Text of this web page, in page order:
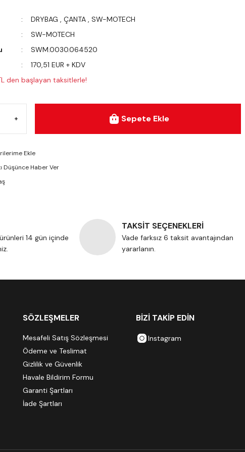
DRYBAG , ÇANTA , SW-MOTECH
SW-MOTECH
SWM.0030.064520
170,51 EUR + KDV
den başlayan taksitlerle!
Sepete Ekle
Düşünce Haber Ver
ürünleri 14 gün içinde
TAKSİT SEÇENEKLERİ
Vade farksız 6 taksit avantajından
yararlanın.
SÖZLEŞMELER
Mesafeli Satış Sözleşmesi
Ödeme ve Teslimat
Gizlilik ve Güvenlik
Havale Bildirim Formu
Garanti Şartları
İade Şartları
BİZİ TAKİP EDİN
Instagram